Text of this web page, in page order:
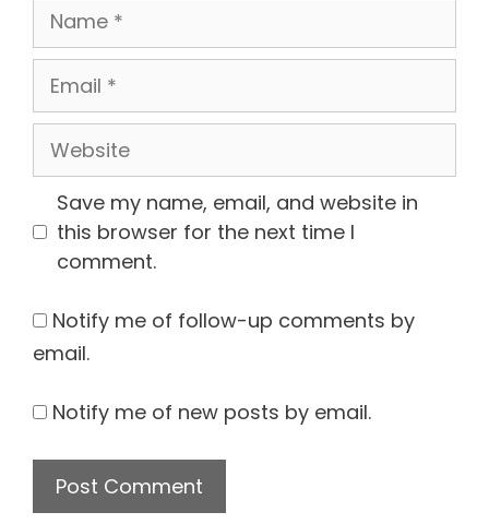
Name
Email
Website
Save my name, email, and website in
this browser for the next time I
comment.
Notify me of follow-up comments by
email.
Notify me of new posts by email.